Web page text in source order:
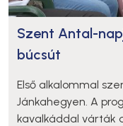
Szent Antal-
búcsút
Első alkalommal
Jánkahegyen. A
kavalkáddal várták